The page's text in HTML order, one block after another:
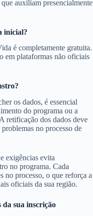
auxiliam presencialmente
inicial?
é completamente gratuita.
em plataformas não oficiais
os dados, é essencial
do programa ou a
retificação dos dados deve
no processo de
exigências evita
no programa. Cada
no processo, o que reforça a
oficiais da sua região.
da sua inscrição